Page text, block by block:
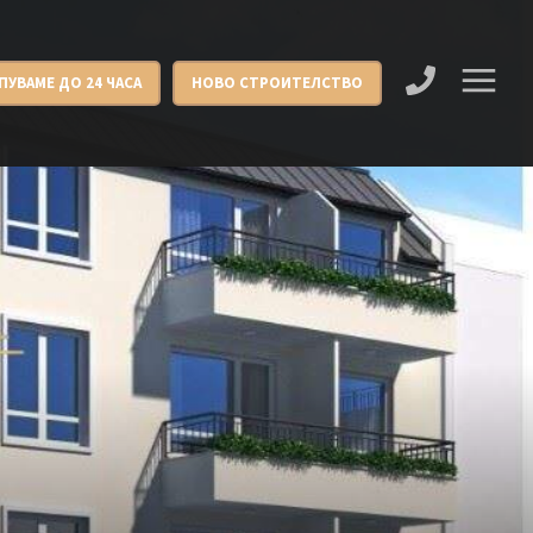
ДО 24 ЧАСА НОВО СТРОИТЕЛСТВО